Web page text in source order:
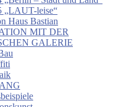
„LAUT-leise“
Haus Bastian
MIT DER
GALERIE